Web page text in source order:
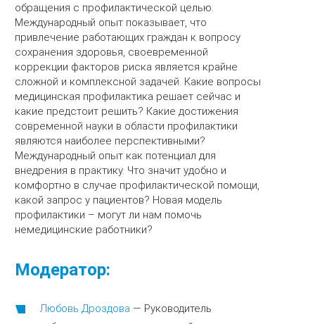
обращения с профилактической целью.
Международный опыт показывает, что
привлечение работающих граждан к вопросу
сохранения здоровья, своевременной
коррекции факторов риска является крайне
сложной и комплексной задачей. Какие вопросы
медицинская профилактика решает сейчас и
какие предстоит решить? Какие достижения
современной науки в области профилактики
являются наиболее перспективными?
Международный опыт как потенциал для
внедрения в практику. Что значит удобно и
комфортно в случае профилактической помощи,
какой запрос у пациентов? Новая модель
профилактики – могут ли нам помочь
немедицинские работники?
Модератор:
Любовь Дроздова — Руководитель